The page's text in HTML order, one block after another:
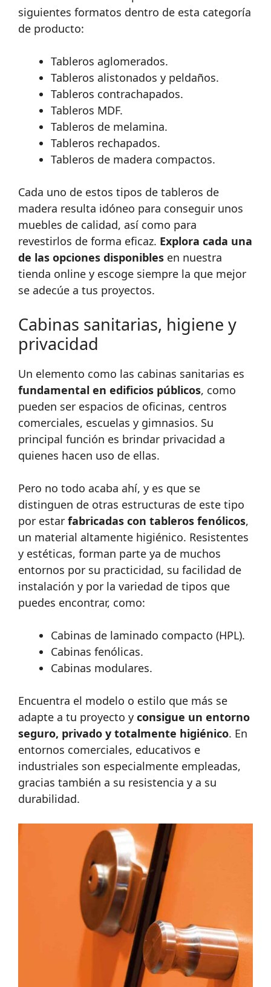
siguientes formatos dentro de esta categoría
de producto:
Tableros aglomerados.
Tableros alistonados y peldaños.
Tableros contrachapados.
Tableros MDF.
Tableros de melamina.
Tableros rechapados.
Tableros de madera compactos.
Cada uno de estos tipos de tableros de
madera resulta idóneo para conseguir unos
muebles de calidad, así como para
revestirlos de forma eficaz. Explora cada una
de las opciones disponibles en nuestra
tienda online y escoge siempre la que mejor
se adecúe a tus proyectos.
Cabinas sanitarias, higiene y
privacidad
Un elemento como las cabinas sanitarias es
fundamental en edificios públicos, como
pueden ser espacios de oficinas, centros
comerciales, escuelas y gimnasios. Su
principal función es brindar privacidad a
quienes hacen uso de ellas.
Pero no todo acaba ahí, y es que se
distinguen de otras estructuras de este tipo
por estar fabricadas con tableros fenólicos,
un material altamente higiénico. Resistentes
y estéticas, forman parte ya de muchos
entornos por su practicidad, su facilidad de
instalación y por la variedad de tipos que
puedes encontrar, como:
Cabinas de laminado compacto (HPL).
Cabinas fenólicas.
Cabinas modulares.
Encuentra el modelo o estilo que más se
adapte a tu proyecto y consigue un entorno
seguro, privado y totalmente higiénico. En
entornos comerciales, educativos e
industriales son especialmente empleadas,
gracias también a su resistencia y a su
durabilidad.